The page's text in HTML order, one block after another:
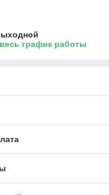
график работы